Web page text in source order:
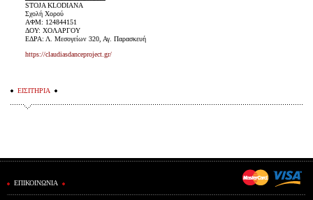
STOJA KLODIANA
Σχολή Χορού
ΑΦΜ: 124844151
ΔΟΥ: ΧΟΛΑΡΓΟΥ
ΕΔΡΑ: Λ. Μεσογείων 320, Αγ. Παρασκευή
https://claudiasdanceproject.gr/
ΕΙΣΙΤΗΡΙΑ
ΕΠΙΚΟΙΝΩΝΙΑ